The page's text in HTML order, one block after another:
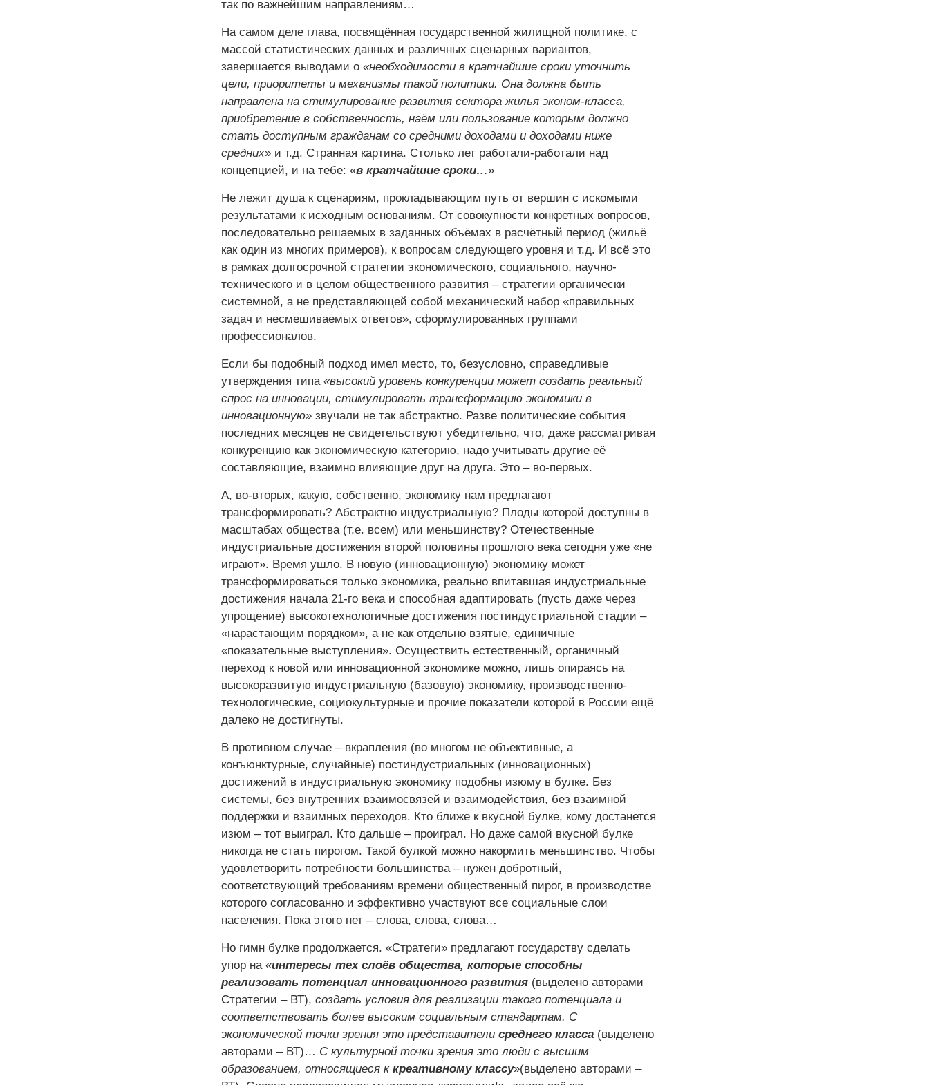
так по важнейшим направлениям…
На самом деле глава, посвящённая государственной жилищной политике, с
массой статистических данных и различных сценарных вариантов,
завершается выводами о «необходимости в кратчайшие сроки уточнить
цели, приоритеты и механизмы такой политики. Она должна быть
направлена на стимулирование развития сектора жилья эконом-класса,
приобретение в собственность, наём или пользование которым должно
стать доступным гражданам со средними доходами и доходами ниже
средних» и т.д. Странная картина. Столько лет работали-работали над
концепцией, и на тебе: «в кратчайшие сроки…»
Не лежит душа к сценариям, прокладывающим путь от вершин с искомыми
результатами к исходным основаниям. От совокупности конкретных вопросов,
последовательно решаемых в заданных объёмах в расчётный период (жильё
как один из многих примеров), к вопросам следующего уровня и т.д. И всё это
в рамках долгосрочной стратегии экономического, социального, научно-
технического и в целом общественного развития – стратегии органически
системной, а не представляющей собой механический набор «правильных
задач и несмешиваемых ответов», сформулированных группами
профессионалов.
Если бы подобный подход имел место, то, безусловно, справедливые
утверждения типа «высокий уровень конкуренции может создать реальный
спрос на инновации, стимулировать трансформацию экономики в
инновационную» звучали не так абстрактно. Разве политические события
последних месяцев не свидетельствуют убедительно, что, даже рассматривая
конкуренцию как экономическую категорию, надо учитывать другие её
составляющие, взаимно влияющие друг на друга. Это – во-первых.
А, во-вторых, какую, собственно, экономику нам предлагают
трансформировать? Абстрактно индустриальную? Плоды которой доступны в
масштабах общества (т.е. всем) или меньшинству? Отечественные
индустриальные достижения второй половины прошлого века сегодня уже «не
играют». Время ушло. В новую (инновационную) экономику может
трансформироваться только экономика, реально впитавшая индустриальные
достижения начала 21-го века и способная адаптировать (пусть даже через
упрощение) высокотехнологичные достижения постиндустриальной стадии –
«нарастающим порядком», а не как отдельно взятые, единичные
«показательные выступления». Осуществить естественный, органичный
переход к новой или инновационной экономике можно, лишь опираясь на
высокоразвитую индустриальную (базовую) экономику, производственно-
технологические, социокультурные и прочие показатели которой в России ещё
далеко не достигнуты.
В противном случае – вкрапления (во многом не объективные, а
конъюнктурные, случайные) постиндустриальных (инновационных)
достижений в индустриальную экономику подобны изюму в булке. Без
системы, без внутренних взаимосвязей и взаимодействия, без взаимной
поддержки и взаимных переходов. Кто ближе к вкусной булке, кому достанется
изюм – тот выиграл. Кто дальше – проиграл. Но даже самой вкусной булке
никогда не стать пирогом. Такой булкой можно накормить меньшинство. Чтобы
удовлетворить потребности большинства – нужен добротный,
соответствующий требованиям времени общественный пирог, в производстве
которого согласованно и эффективно участвуют все социальные слои
населения. Пока этого нет – слова, слова, слова…
Но гимн булке продолжается. «Стратеги» предлагают государству сделать
упор на «интересы тех слоёв общества, которые способны
реализовать потенциал инновационного развития (выделено авторами
Стратегии – ВТ), создать условия для реализации такого потенциала и
соответствовать более высоким социальным стандартам. С
экономической точки зрения это представители среднего класса (выделено
авторами – ВТ)… С культурной точки зрения это люди с высшим
образованием, относящиеся к креативному классу»(выделено авторами –